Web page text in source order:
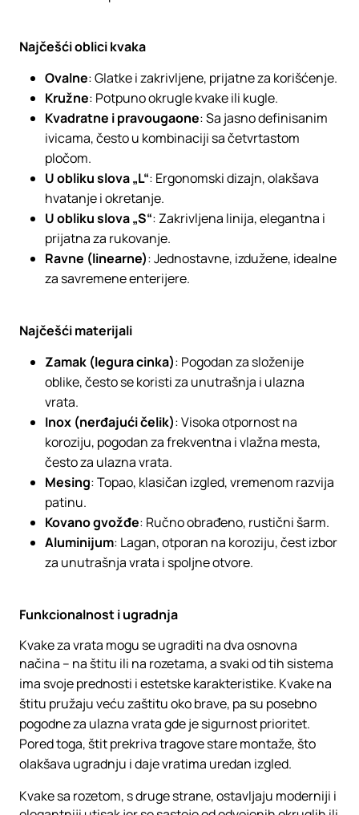
Najčešći oblici kvaka
Ovalne: Glatke i zakrivljene, prijatne za korišćenje.
Kružne: Potpuno okrugle kvake ili kugle.
Kvadratne i pravougaone: Sa jasno definisanim
ivicama, često u kombinaciji sa četvrtastom
pločom.
U obliku slova „L“: Ergonomski dizajn, olakšava
hvatanje i okretanje.
U obliku slova „S“: Zakrivljena linija, elegantna i
prijatna za rukovanje.
Ravne (linearne): Jednostavne, izdužene, idealne
za savremene enterijere.
Najčešći materijali
Zamak (legura cinka): Pogodan za složenije
oblike, često se koristi za unutrašnja i ulazna
vrata.
Inox (nerđajući čelik): Visoka otpornost na
koroziju, pogodan za frekventna i vlažna mesta,
često za ulazna vrata.
Mesing: Topao, klasičan izgled, vremenom razvija
patinu.
Kovanogvožđe: Ručno obrađeno, rustični šarm.
Aluminijum: Lagan, otporan na koroziju, čest izbor
za unutrašnja vrata i spoljne otvore.
Funkcionalnost i ugradnja
Kvake za vrata mogu se ugraditi na dva osnovna
načina – na štitu ili na rozetama, a svaki od tih sistema
ima svoje prednosti i estetske karakteristike. Kvake na
štitu pružaju veću zaštitu oko brave, pa su posebno
pogodne za ulazna vrata gde je sigurnost prioritet.
Pored toga, štit prekriva tragove stare montaže, što
olakšava ugradnju i daje vratima uredan izgled.
Kvake sa rozetom, s druge strane, ostavljaju moderniji i